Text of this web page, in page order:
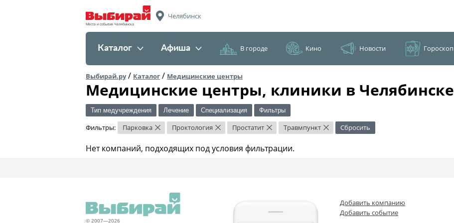
Места и события Челябинска
Челябинск
Каталог Афиша В городе Кино Новости Гороскоп
Выбирай.ру/ Каталог / Медицинские центры
Медицинские центры, клиники в Челябинске
Тип медучреждения Лечение Специализация Фильтры
Фильтры: Парковка × Проктология × Простатит × Травмпункт × Сбросить
Нет компаний, подходящих под условия фильтрации.
© 2007—2026
Добавить компанию
Добавить событие